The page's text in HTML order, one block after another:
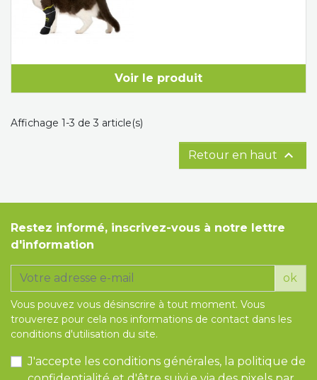
Voir le produit
Affichage 1-3 de 3 article(s)
Retour en haut 
Restez informé, inscrivez-vous à notre lettre
d'information
ok
Vous pouvez vous désinscrire à tout moment. Vous
trouverez pour cela nos informations de contact dans les
conditions d'utilisation du site.
J'accepte les conditions générales, la politique de